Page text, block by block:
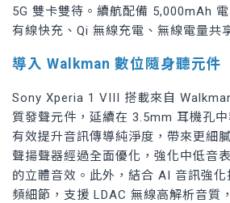
5G 雙卡雙待。續航配備 5,000mAh
有線快充、Qi 無線充電、無線電量共
導入 Walkman 數位隨身聽元件
Sony Xperia 1 VIII 搭載來自
質發聲元件，延續在 3.5mm 耳機孔中
有效提升音訊傳導純淨度，帶來更細
聲揚聲器經過全面優化，強化中低音
的立體音效。此外，結合 AI 音訊強
頻細節，支援 LDAC 無線高解析音質